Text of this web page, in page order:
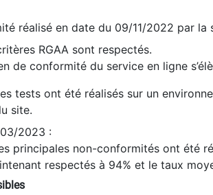
réalisé en date du 09/11/2022 par
RGAA sont respectés.
de conformité du service en ligne
tests ont été réalisés sur un
site.
2023 :
principales non-conformités ont été
respectés à 94% et le taux